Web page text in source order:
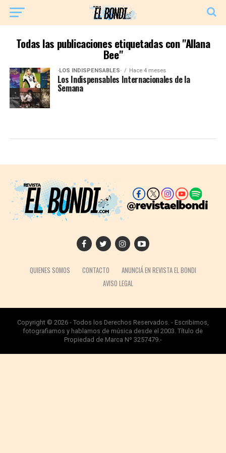
Todas las publicaciones etiquetadas con "Allana
Bee"
·LOS INDISPENSABLES· Hace 4 meses
Los Indispensables Internacionales de la
Semana
QUIENES SOMOS CONTACTO
ANUNCIÁ EN REVISTA EL BONDI
AVISO LEGAL
Copyright © 2026 - Todos los Derechos Reservados. - Escribimos,
fotografiamos y hablamos de música desde el 2003. Título de
Propiedad de Marca Nº 3257479.-